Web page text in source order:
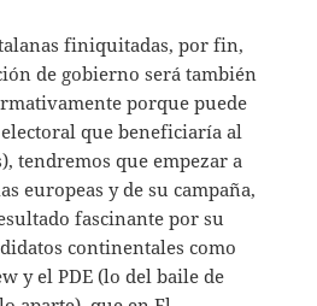
finiquitadas, por fin,
de gobierno será también
porque puede
que beneficiaría al
tendremos que empezar a
europeas y de su campaña,
fascinante por su
continentales como
y el PDE (lo del baile de